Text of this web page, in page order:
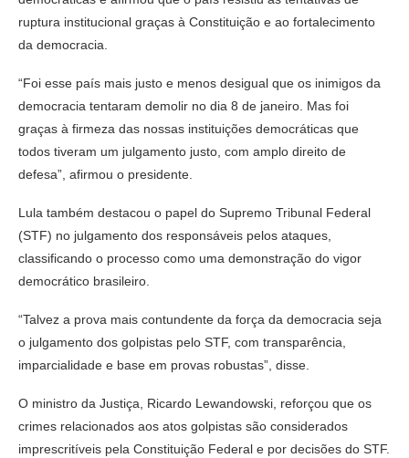
ruptura institucional graças à Constituição e ao fortalecimento
da democracia.
“Foi esse país mais justo e menos desigual que os inimigos da
democracia tentaram demolir no dia 8 de janeiro. Mas foi
graças à firmeza das nossas instituições democráticas que
todos tiveram um julgamento justo, com amplo direito de
defesa”, afirmou o presidente.
Lula também destacou o papel do Supremo Tribunal Federal
(STF) no julgamento dos responsáveis pelos ataques,
classificando o processo como uma demonstração do vigor
democrático brasileiro.
“Talvez a prova mais contundente da força da democracia seja
o julgamento dos golpistas pelo STF, com transparência,
imparcialidade e base em provas robustas”, disse.
O ministro da Justiça, Ricardo Lewandowski, reforçou que os
crimes relacionados aos atos golpistas são considerados
imprescritíveis pela Constituição Federal e por decisões do STF.